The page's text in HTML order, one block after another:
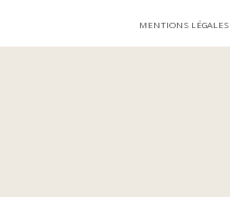
MENTIONS LÉGALES